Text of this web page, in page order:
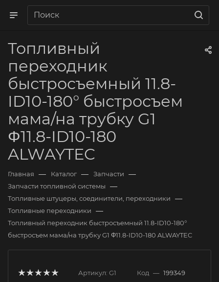
Топливный
переходник
быстросъемный 11.8-
ID10-180° быстросъем
мама/на трубку G1
Φ11.8-ID10-180
ALWAYTEC
Главная — Каталог — Запчасти —
Запчасти топливной системы —
Топливные штуцеры, соединители, переходники —
Топливные переходники —
Топливный переходник быстросъемный 11.8-ID10-180°
быстросъем мама/на трубку G1 Φ11.8-ID10-180 ALWAYTEC
Артикул: G1 Код — 199349